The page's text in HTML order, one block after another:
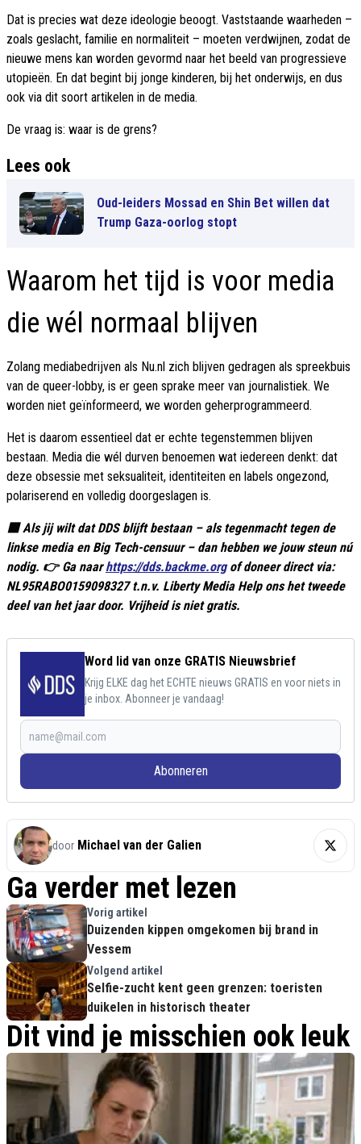
Dat is precies wat deze ideologie beoogt. Vaststaande waarheden –
zoals geslacht, familie en normaliteit – moeten verdwijnen, zodat de
nieuwe mens kan worden gevormd naar het beeld van progressieve
utopieën. En dat begint bij jonge kinderen, bij het onderwijs, en dus
ook via dit soort artikelen in de media.
De vraag is: waar is de grens?
Lees ook
Oud-leiders Mossad en Shin Bet willen dat
Trump Gaza-oorlog stopt
Waarom het tijd is voor media
die wél normaal blijven
Zolang mediabedrijven als Nu.nl zich blijven gedragen als spreekbuis
van de queer-lobby, is er geen sprake meer van journalistiek. We
worden niet geïnformeerd, we worden geherprogrammeerd.
Het is daarom essentieel dat er echte tegenstemmen blijven
bestaan. Media die wél durven benoemen wat iedereen denkt: dat
deze obsessie met seksualiteit, identiteiten en labels ongezond,
polariserend en volledig doorgeslagen is.
🟥 Als jij wilt dat DDS blijft bestaan – als tegenmacht tegen de
linkse media en Big Tech-censuur – dan hebben we jouw steun nú
nodig. 👉 Ga naarhttps://dds.backme.orgof doneer direct via:
NL95RABO0159098327 t.n.v. Liberty Media Help ons het tweede
deel van het jaar door. Vrijheid is niet gratis.
Word lid van onze GRATIS Nieuwsbrief
Krijg ELKE dag het ECHTE nieuws GRATIS en voor niets in
je inbox. Abonneer je vandaag!
Abonneren
door Michael van der Galien
Ga verder met lezen
Vorig artikel
Duizenden kippen omgekomen bij brand in
Vessem
Volgend artikel
Selfie-zucht kent geen grenzen: toeristen
duikelen in historisch theater
Dit vind je misschien ook leuk